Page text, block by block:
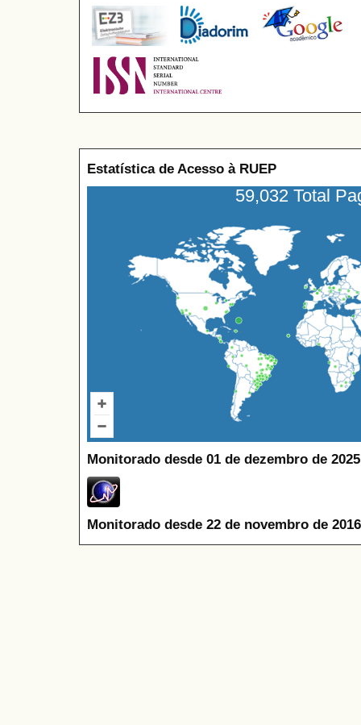
Estatística de Acesso à RUEP
59,032 Total
Monitorado desde 01 de dezembro de
Monitorado desde 22 de novembro de